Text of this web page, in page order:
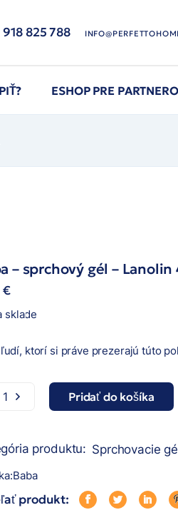
918 825 788
ESHOP PRE
– sprchový gél –
€
sklade
ktorí si práve prezerajú túto
- sprchový gél - Lanolin 400ml
Pridať do košíka
produktu: Sprchovacie
Baba
produkt: